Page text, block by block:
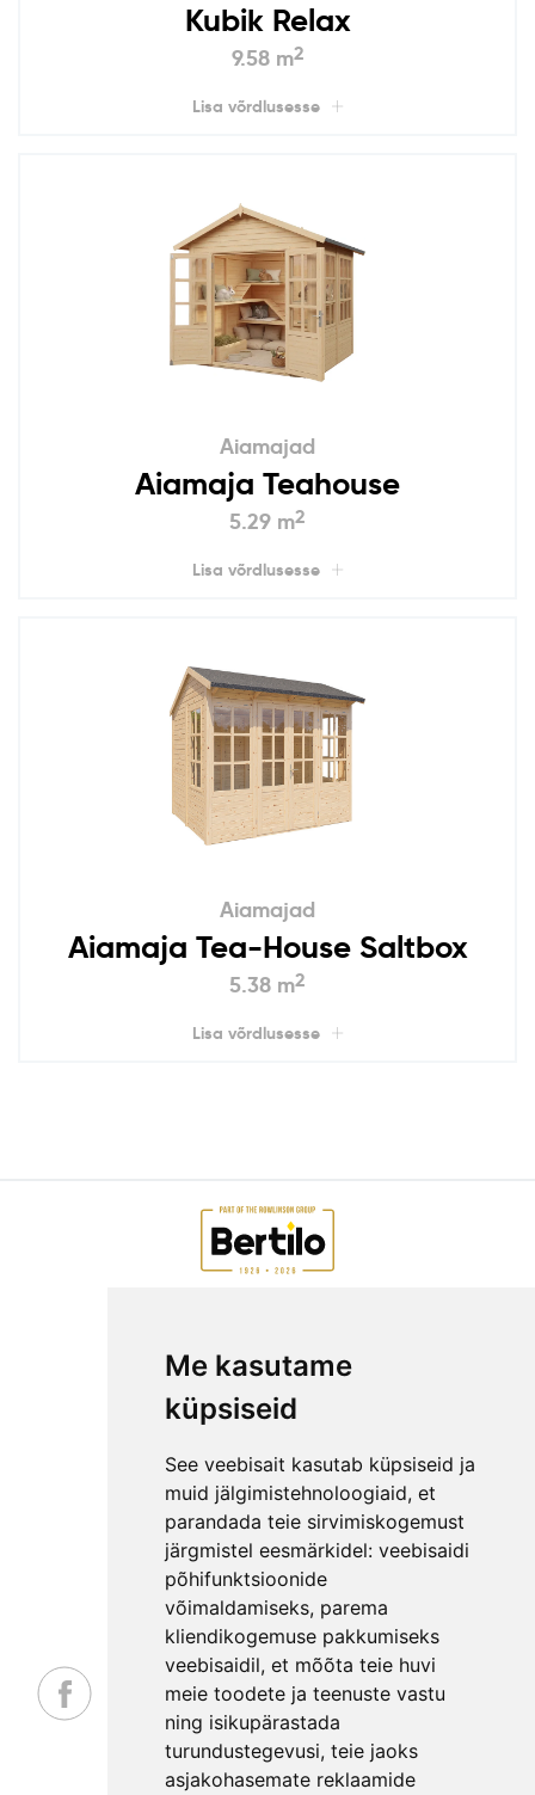
Me kasutame
küpsiseid
See veebisait kasutab küpsiseid ja
muid jälgimistehnoloogiaid, et
parandada teie sirvimiskogemust
järgmistel eesmärkidel: veebisaidi
põhifunktsioonide
võimaldamiseks, parema
kliendikogemuse pakkumiseks
veebisaidil, et mõõta teie huvi
meie toodete ja teenuste vastu
ning isikupärastada
turundustegevusi, teie jaoks
asjakohasemate reklaamide
Kubik Relax
9.58 m2
Lisa võrdlusesse
Aiamajad
Aiamaja Teahouse
5.29 m2
Lisa võrdlusesse
Aiamajad
Aiamaja Tea-House Saltbox
5.38 m2
Lisa võrdlusesse
ETTEVÕTTEST
KKK
KONTAKT
MEESKOND
GARANTIITINGIMUSED
PRIVAATSUSPOLIITIKA
NÕUANDED
LEPINGUST TAGANEMISE AVALDUS
_